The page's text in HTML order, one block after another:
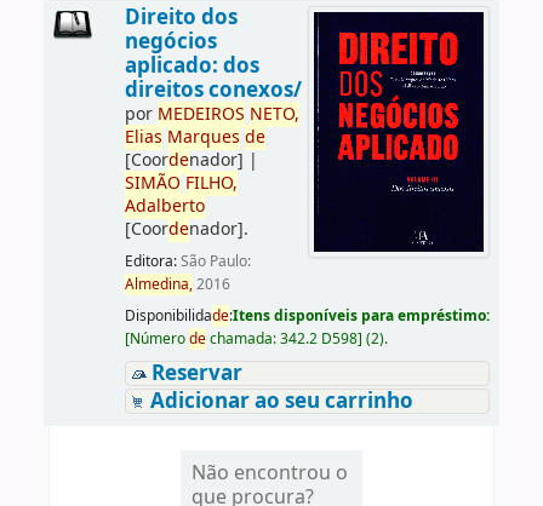
Direito dos
negócios
aplicado: dos
direitos conexos/
por MEDEIROS NETO,
Elias Marques de
[Coordenador] |
SIMÃO FILHO,
Adalberto
[Coordenador].
Editora:São Paulo:
Almedina,2016
Disponibilidade:Itens disponíveis para empréstimo:
[Númerodechamada:342.2 D598] (2).
Reservar
Adicionar ao seu carrinho
Não encontrou o
que procura?